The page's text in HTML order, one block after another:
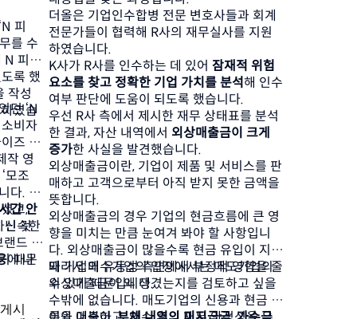
피
를 수
N 피
록 했
작성
였습
던 ‘N
비자
즈 업
작 영
모조
다. N
고,
닌 것
간 안
신속한
랜드
때문
에 나
시
더올은 기업인수합병 전문 변호사들과 회계
전문가들이 협력해 R사의 재무실사를 지원
하였습니다.
K사가 R사를 인수하는 데 있어 잠재적 위험
요소를 찾고 정확한 기업 가치를 분석해 인수
여부 판단에 도움이 되도록 했습니다.
우선 R사 측에서 제시한 재무 상태표를 분석
한 결과, 자산 내역에서 외상매출금이 크게
증가한 사실을 발견했습니다.
외상매출금이란, 기업이 제품 및 서비스를 판
매하고 고객으로부터 아직 받지 못한 금액을
뜻합니다.
외상매출금의 경우 기업의 현금흐름에 큰 영
향을 미치는 만큼 눈여겨 봐야 할 사항입니
다. 외상매출금이 많을수록 현금 유입이 지연
돼 기업의 유동성 측면에서 부정적 영향을 줄
수 있기 때문입니다.
따라서 매수기업의 입장에서는 매도기업의
외상매출금이 왜 생겼는지를 검토하고 싶을
수밖에 없습니다. 매도기업의 신용과 현금 흐